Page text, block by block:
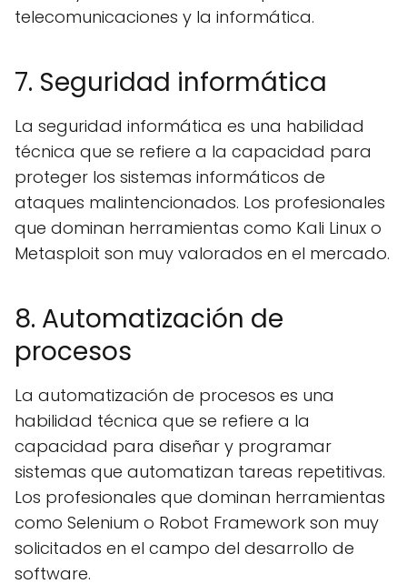
telecomunicaciones y la informática.
7. Seguridad informática
La seguridad informática es una habilidad
técnica que se refiere a la capacidad para
proteger los sistemas informáticos de
ataques malintencionados. Los profesionales
que dominan herramientas como Kali Linux o
Metasploit son muy valorados en el mercado.
8. Automatización de
procesos
La automatización de procesos es una
habilidad técnica que se refiere a la
capacidad para diseñar y programar
sistemas que automatizan tareas repetitivas.
Los profesionales que dominan herramientas
como Selenium o Robot Framework son muy
solicitados en el campo del desarrollo de
software.